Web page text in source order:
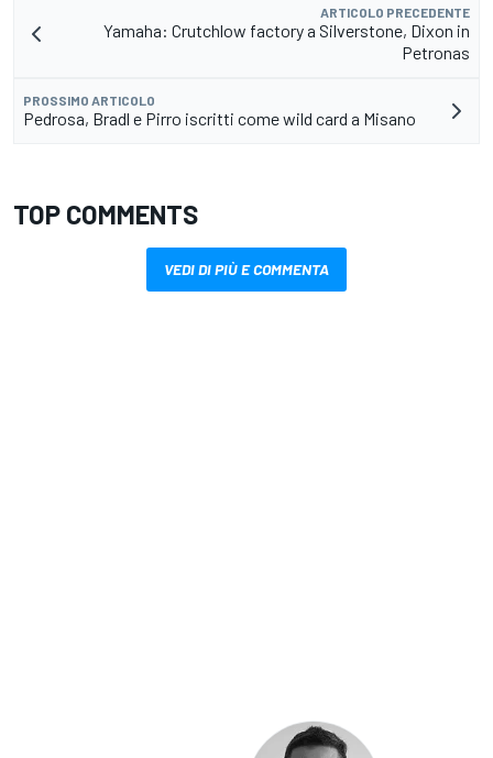
ARTICOLO PRECEDENTE
Yamaha: Crutchlow factory a Silverstone, Dixon in
Petronas
PROSSIMO ARTICOLO
Pedrosa, Bradl e Pirro iscritti come wild card a Misano
TOP COMMENTS
VEDI DI PIÙ E COMMENTA